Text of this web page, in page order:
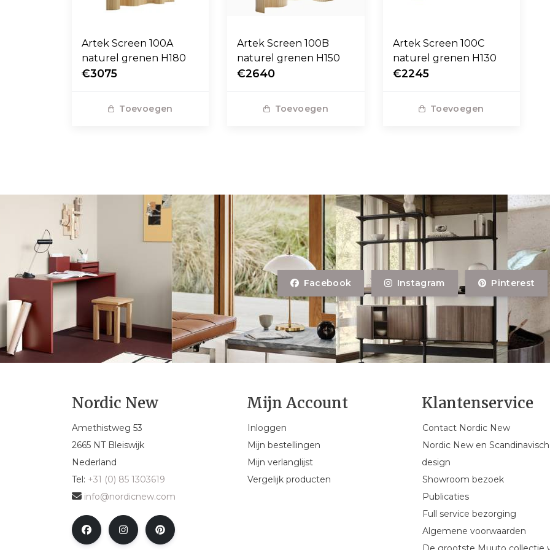
Artek Screen 100A
naturel grenen H180
€3075
Toevoegen
Artek Screen 100B
naturel grenen H150
€2640
Toevoegen
Artek Screen 100C
naturel grenen H130
€2245
Toevoegen
Facebook Instagram Pinterest
Nordic New
Amethistweg 53
2665 NT Bleiswijk
Nederland
Tel: +31 (0) 85 1303619
info@nordicnew.com
Mijn Account
Inloggen
Mijn bestellingen
Mijn verlanglijst
Vergelijk producten
Klantenservice
Contact Nordic New
Nordic New en Scandinavisch
design
Showroom bezoek
Publicaties
Full service bezorging
Algemene voorwaarden